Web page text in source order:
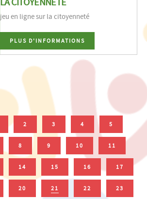
jeu en ligne sur la citoyenneté
PLUS D'INFORMATIONS
2 3 4 5
8 9 10 11
14 15 16 17
20 21 22 23